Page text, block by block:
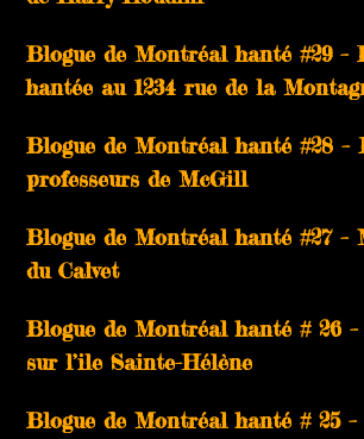
Blogue de Montréal hanté #29 –
hantée au 1234 rue de la
Blogue de Montréal hanté #28 –
professeurs de McGill
Blogue de Montréal hanté #27 –
du Calvet
Blogue de Montréal hanté # 26
sur l’ile Sainte-Hélène
Blogue de Montréal hanté # 25 –